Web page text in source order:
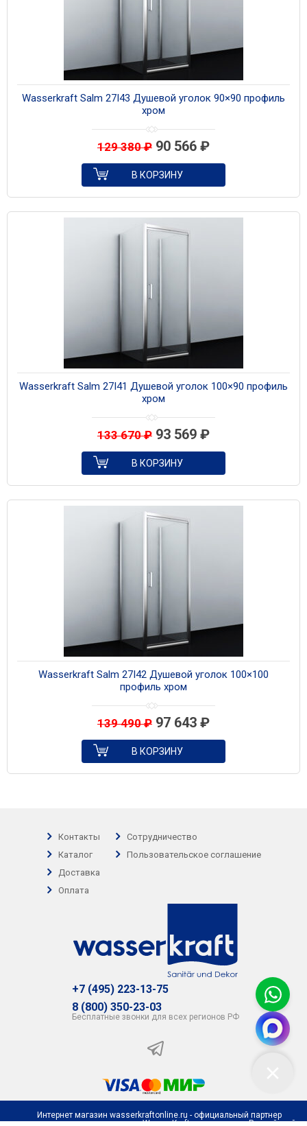
Wasserkraft Salm 27I43 Душевой уголок 90×90 профиль
хром
129 380₽ 90 566 ₽
В КОРЗИНУ
Wasserkraft Salm 27I41 Душевой уголок 100×90 профиль
хром
133 670₽ 93 569 ₽
В КОРЗИНУ
Wasserkraft Salm 27I42 Душевой уголок 100×100
профиль хром
139 490₽ 97 643 ₽
В КОРЗИНУ
Контакты
Каталог
Доставка
Оплата
Сотрудничество
Пользовательское соглашение
+7 (495) 223-13-75
8 (800) 350-23-03
Бесплатные звонки для всех регионов РФ
Интернет магазин wasserkraftonline.ru - официальный партнер
представительства компании WasserKraft на территории Российской